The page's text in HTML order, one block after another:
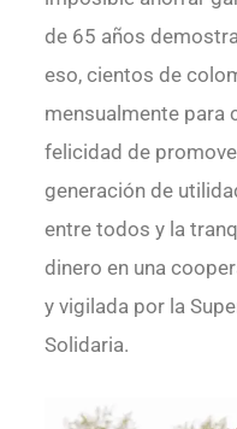
de 65 años
eso, cientos de
mensualmente para
felicidad de
generación de
entre todos y la
dinero en una
y vigilada por la
Solidaria.